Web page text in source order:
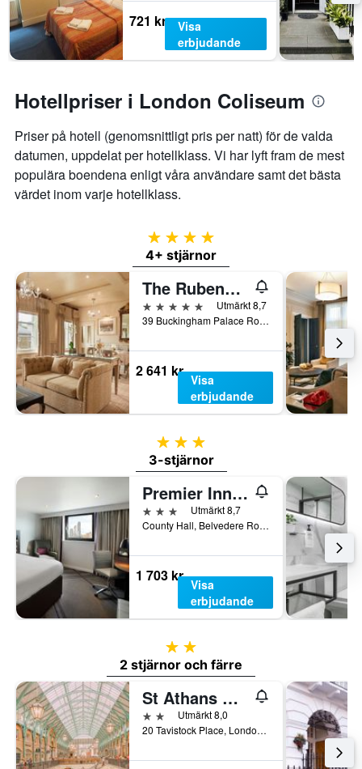
721 kr
Visa
erbjudande
Hotellpriser i London Coliseum
Priser på hotell (genomsnittligt pris per natt) för de valda
datumen, uppdelat per hotellklass. Vi har lyft fram de mest
populära boendena enligt våra användare samt det bästa
värdet inom varje hotellklass.
4 stjärnor
4+ stjärnor
The Rubens at the Palace
5 stjärnor
Utmärkt 8,7
39 Buckingham Palace Road, London, Storbritannien
2 641 kr
Visa
erbjudande
3 stjärnor
3-stjärnor
Premier Inn London County Hall
3 stjärnorUtmärkt 8,7
County Hall, Belvedere Road, London SE1 7PB, London, Storbritannien
1 703 kr
Visa
erbjudande
2 stjärnor
2 stjärnor och färre
St Athans Hotel
2 stjärnorUtmärkt 8,0
20 Tavistock Place, London, Storbritannien